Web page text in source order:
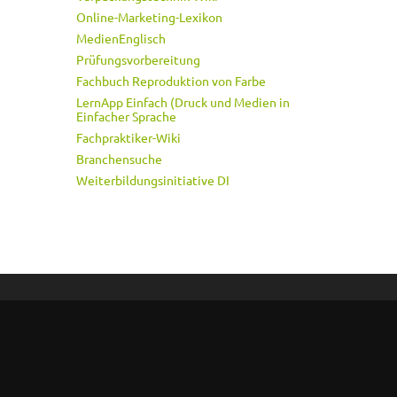
Online-Marketing-Lexikon
MedienEnglisch
Prüfungsvorbereitung
Fachbuch Reproduktion von Farbe
LernApp Einfach (Druck und Medien in
Einfacher Sprache
Fachpraktiker-Wiki
Branchensuche
Weiterbildungsinitiative DI